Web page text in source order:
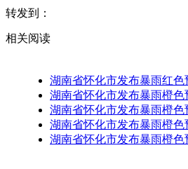
转发到：
相关阅读
湖南省怀化市发布暴雨红色
湖南省怀化市发布暴雨橙色
湖南省怀化市发布暴雨橙色
湖南省怀化市发布暴雨橙色
湖南省怀化市发布暴雨橙色